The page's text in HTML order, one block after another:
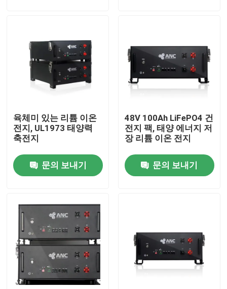
회사 소개
공장 투어
품질 관리
연락처
모든 케이스
가정용 도구 전지 저장
주거용 배터리 저장 시스템
육체미 있는 리튬 이온
전지, UL1973 태양력
축전지
문의 보내기
48V 100Ah LiFePO4 건
전지 팩, 태양 에너지 저
장 리튬 이온 전지
문의 보내기